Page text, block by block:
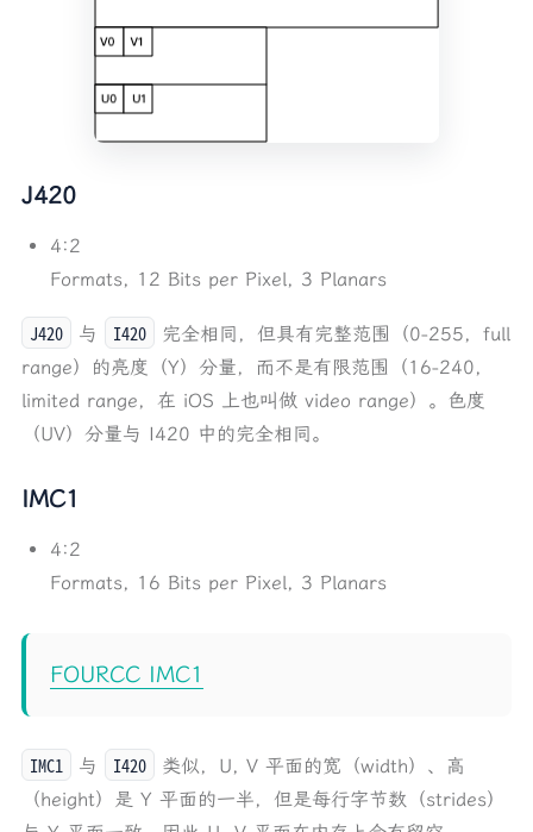
J420
4:2
Formats, 12 Bits per Pixel, 3 Planars
J420 与 I420
完全相同，但具有完整范围（0-255，full
range）的亮度（Y）分量，而不是有限范围（16-240，
limited range，在 iOS 上也叫做 video range）。色度
（UV）分量与 I420 中的完全相同。
IMC1
4:2
Formats, 16 Bits per Pixel, 3 Planars
FOURCC IMC1
IMC1 与 I420
类似，U, V 平面的宽（width）、高
（height）是 Y 平面的一半，但是每行字节数（strides）